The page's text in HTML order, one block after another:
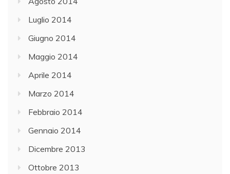
o
,
M
g
g
i
r
e
,
Luglio 2014
Giugno 2014
Maggio 2014
Aprile 2014
Marzo 2014
Febbraio 2014
Gennaio 2014
Dicembre 2013
Ottobre 2013